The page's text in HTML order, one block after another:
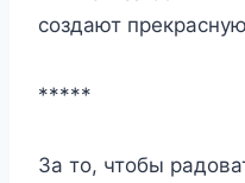
создают
*****
За то, чтобы